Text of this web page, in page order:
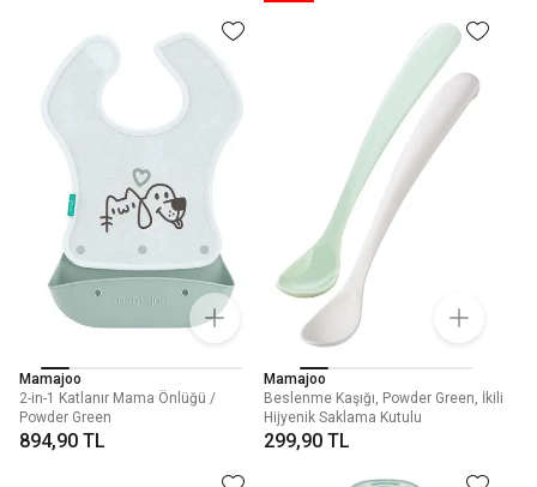
Mamajoo
2-in-1 Katlanır Mama Önlüğü /
Powder Green
894,90 TL
Mamajoo
Beslenme Kaşığı, Powder Green, İkili
Hijyenik Saklama Kutulu
299,90 TL